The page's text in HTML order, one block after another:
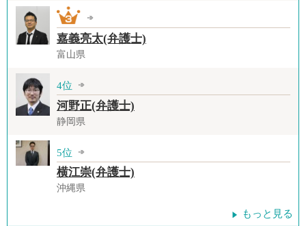
嘉義亮太(弁護士)
富山県
4位
河野正(弁護士)
静岡県
5位
横江崇(弁護士)
沖縄県
もっと見る